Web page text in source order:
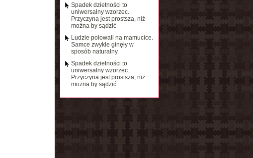
Spadek dzietności to
uniwersalny wzorzec.
Przyczyna jest prostsza, niż
można by sądzić
Ludzie polowali na mamucice.
Samce zwykle ginęły w
sposób naturalny
Spadek dzietności to
uniwersalny wzorzec.
Przyczyna jest prostsza, niż
można by sądzić